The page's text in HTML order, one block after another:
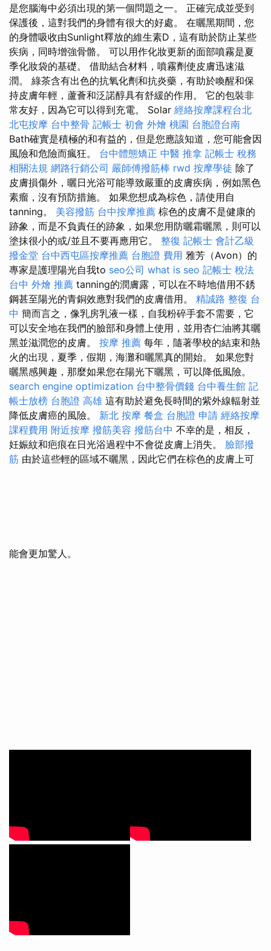
是您腦海中必須出現的第一個問題之一。 正確完成並受到
保護後，這對我們的身體有很大的好處。 在曬黑期間，您
的身體吸收由Sunlight釋放的維生素D，這有助於防止某些
疾病，同時增強骨骼。 可以用作化妝更新的面部噴霧是夏
季化妝袋的基礎。 借助結合材料，噴霧劑使皮膚迅速滋
潤。 綠茶含有出色的抗氧化劑和抗炎藥，有助於喚醒和保
持皮膚年輕，蘆薈和泛諾醇具有舒緩的作用。 它的包裝非
常友好，因為它可以得到充電。 Solar 經絡按摩課程台北
北屯按摩 台中整骨 記帳士 初會 外燴 桃園 台胞證台南
Bath確實是積極的和有益的，但是您應該知道，您可能會因
風險和危險而瘋狂。 台中體態矯正 中醫 推拿 記帳士 稅務
相關法規 網路行銷公司 嚴師傅撥筋棒 rwd 按摩學徒 除了
皮膚損傷外，曬日光浴可能導致嚴重的皮膚疾病，例如黑色
素瘤，沒有預防措施。 如果您想成為棕色，請使用自
tanning。 美容撥筋 台中按摩推薦 棕色的皮膚不是健康的
跡象，而是不負責任的跡象，如果您用防曬霜曬黑，則可以
塗抹很小的或/並且不要再應用它。 整復 記帳士 會計乙級
撥金堂 台中西屯區按摩推薦 台胞證 費用 雅芳（Avon）的
專家是護理陽光自我to seo公司 what is seo 記帳士 稅法
台中 外燴 推薦 tanning的潤膚露，可以在不時地借用不銹
鋼甚至陽光的青銅效應對我們的皮膚借用。 精誠路 整復 台
中 簡而言之，像乳房乳液一樣，自我粉碎手套不需要，它
可以安全地在我們的臉部和身體上使用，並用杏仁油將其曬
黑並滋潤您的皮膚。 按摩 推薦 每年，隨著學校的結束和熱
火的出現，夏季，假期，海灘和曬黑真的開始。 如果您對
曬黑感興趣，那麼如果您在陽光下曬黑，可以降低風險。
search engine optimization 台中整骨價錢 台中養生館 記
帳士放榜 台胞證 高雄 這有助於避免長時間的紫外線輻射並
降低皮膚癌的風險。 新北 按摩 餐盒 台胞證 申請 經絡按摩
課程費用 附近按摩 撥筋美容 撥筋台中 不幸的是，相反，
妊娠紋和疤痕在日光浴過程中不會從皮膚上消失。 臉部撥
筋 由於這些輕的區域不曬黑，因此它們在棕色的皮膚上可
能會更加驚人。